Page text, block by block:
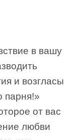
в вашу
и возгласы
парня!»
от вас
любви